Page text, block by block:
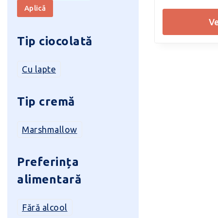
0
Aplică
Tip ciocolată
Cu lapte
Tip cremă
Marshmallow
Preferința
alimentară
Fără alcool